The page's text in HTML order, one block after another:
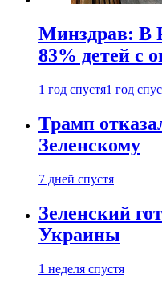
Минздрав: В
83% детей с
1 год спустя1 год
Трамп
Зеленскому
7 дней спустя
Зеленский
Украины
1 неделя спустя